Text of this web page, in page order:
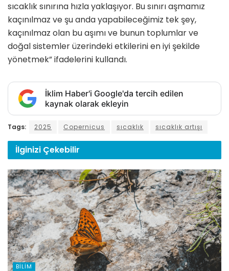
sıcaklık sınırına hızla yaklaşıyor. Bu sınırı aşmamız
kaçınılmaz ve şu anda yapabileceğimiz tek şey,
kaçınılmaz olan bu aşımı ve bunun toplumlar ve
doğal sistemler üzerindeki etkilerini en iyi şekilde
yönetmek” ifadelerini kullandı.
İklim Haber'i Google'da tercih edilen
kaynak olarak ekleyin
Tags: 2025 Copernicus sıcaklık sıcaklık artışı
İlginizi Çekebilir
BILIM